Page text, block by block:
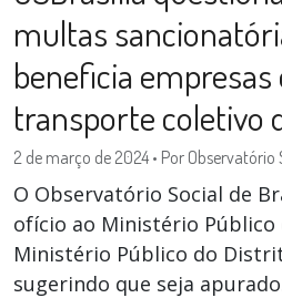
multas
beneficia empresas
transporte coletivo
2 de março de 2024 • Por Observatório
O Observatório Social de
ofício ao Ministério Público
Ministério Público do
sugerindo que seja